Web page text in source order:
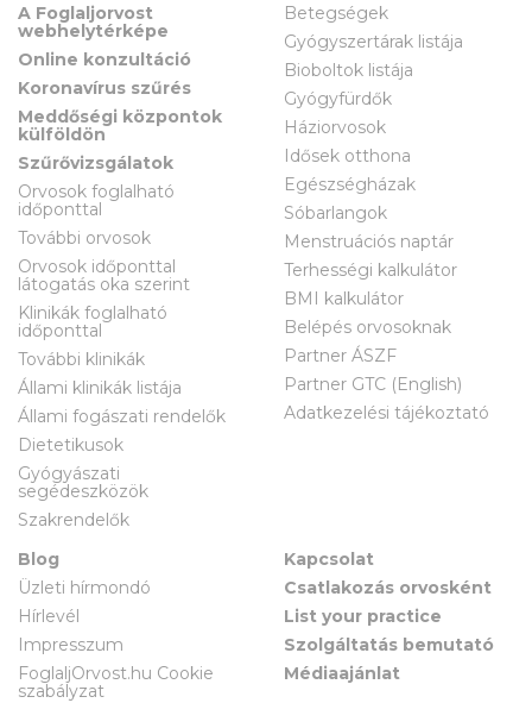
A Foglaljorvost
webhelytérképe
Online konzultáció
Koronavírus szűrés
Meddőségi központok
külföldön
Szűrővizsgálatok
Orvosok foglalható
időponttal
További orvosok
Orvosok időponttal
látogatás oka szerint
Klinikák foglalható
időponttal
További klinikák
Állami klinikák listája
Állami fogászati rendelők
Dietetikusok
Gyógyászati
segédeszközök
Szakrendelők
Betegségek
Gyógyszertárak listája
Bioboltok listája
Gyógyfürdők
Háziorvosok
Idősek otthona
Egészségházak
Sóbarlangok
Menstruációs naptár
Terhességi kalkulátor
BMI kalkulátor
Belépés orvosoknak
Partner ÁSZF
Partner GTC (English)
Adatkezelési tájékoztató
Blog
Üzleti hírmondó
Hírlevél
Impresszum
FoglaljOrvost.hu Cookie
szabályzat
Kapcsolat
Csatlakozás orvosként
List your practice
Szolgáltatás bemutató
Médiaajánlat